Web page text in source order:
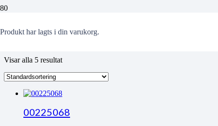
Produkt har lagts i din varukorg.
Stadshypotek
Visar alla 5 resultat
00225068